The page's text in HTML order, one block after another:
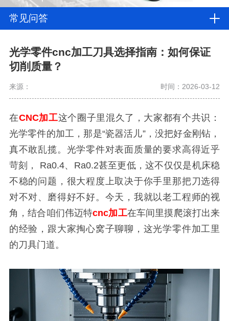
常见问答
光学零件cnc加工刀具选择指南：如何保证
切削质量？
来源： 时间：2026-03-12
在CNC加工这个圈子里混久了，大家都有个共识：
光学零件的加工，那是“瓷器活儿”，没把好金刚钻，
真不敢乱揽。光学零件对表面质量的要求高得近乎
苛刻， Ra0.4、Ra0.2甚至更低，这不仅仅是机床稳
不稳的问题，很大程度上取决于你手里那把刀选得
对不对、磨得好不好。今天，我就以老工程师的视
角，结合咱们伟迈特cnc加工在车间里摸爬滚打出来
的经验，跟大家掏心窝子聊聊，这光学零件加工里
的刀具门道。